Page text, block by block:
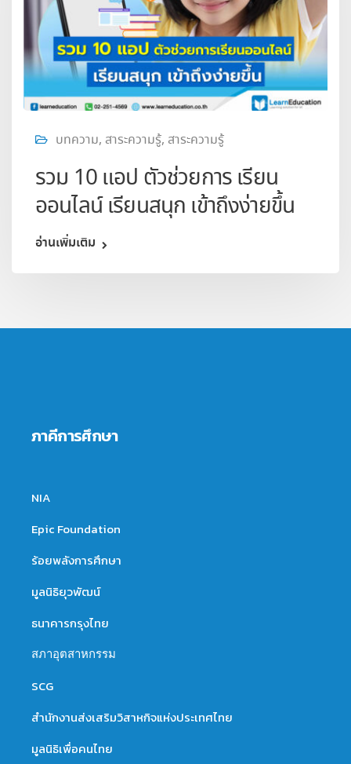
บทความ, สาระความรู้, สาระความรู้
รวม 10 แอป ตัวช่วยการ เรียน
ออนไลน์ เรียนสนุก เข้าถึงง่ายขึ้น
อ่านเพิ่มเติม
ภาคีการศึกษา
NIA
Epic Foundation
ร้อยพลังการศึกษา
มูลนิธิยุวพัฒน์
ธนาคารกรุงไทย
สภาอุตสาหกรรม
SCG
สำนักงานส่งเสริมวิสาหกิจแห่งประเทศไทย
มูลนิธิเพื่อคนไทย